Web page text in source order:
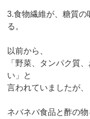
3.食物繊維が、糖質の
る。
以前から、
「野菜、タンパク質
い」と
言われていましたが、
ネバネバ食品と酢の